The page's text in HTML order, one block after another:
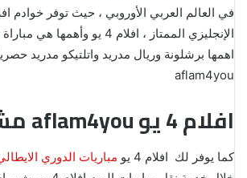
aflam4you
افلام 4 يو aflam4you مشاهدة مباريات الدوري الايطالي
كما يوفر لك افلام 4 يو مباريات الدوري